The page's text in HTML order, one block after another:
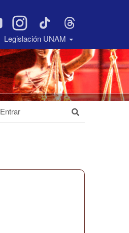
Legislación UNAM
Entrar